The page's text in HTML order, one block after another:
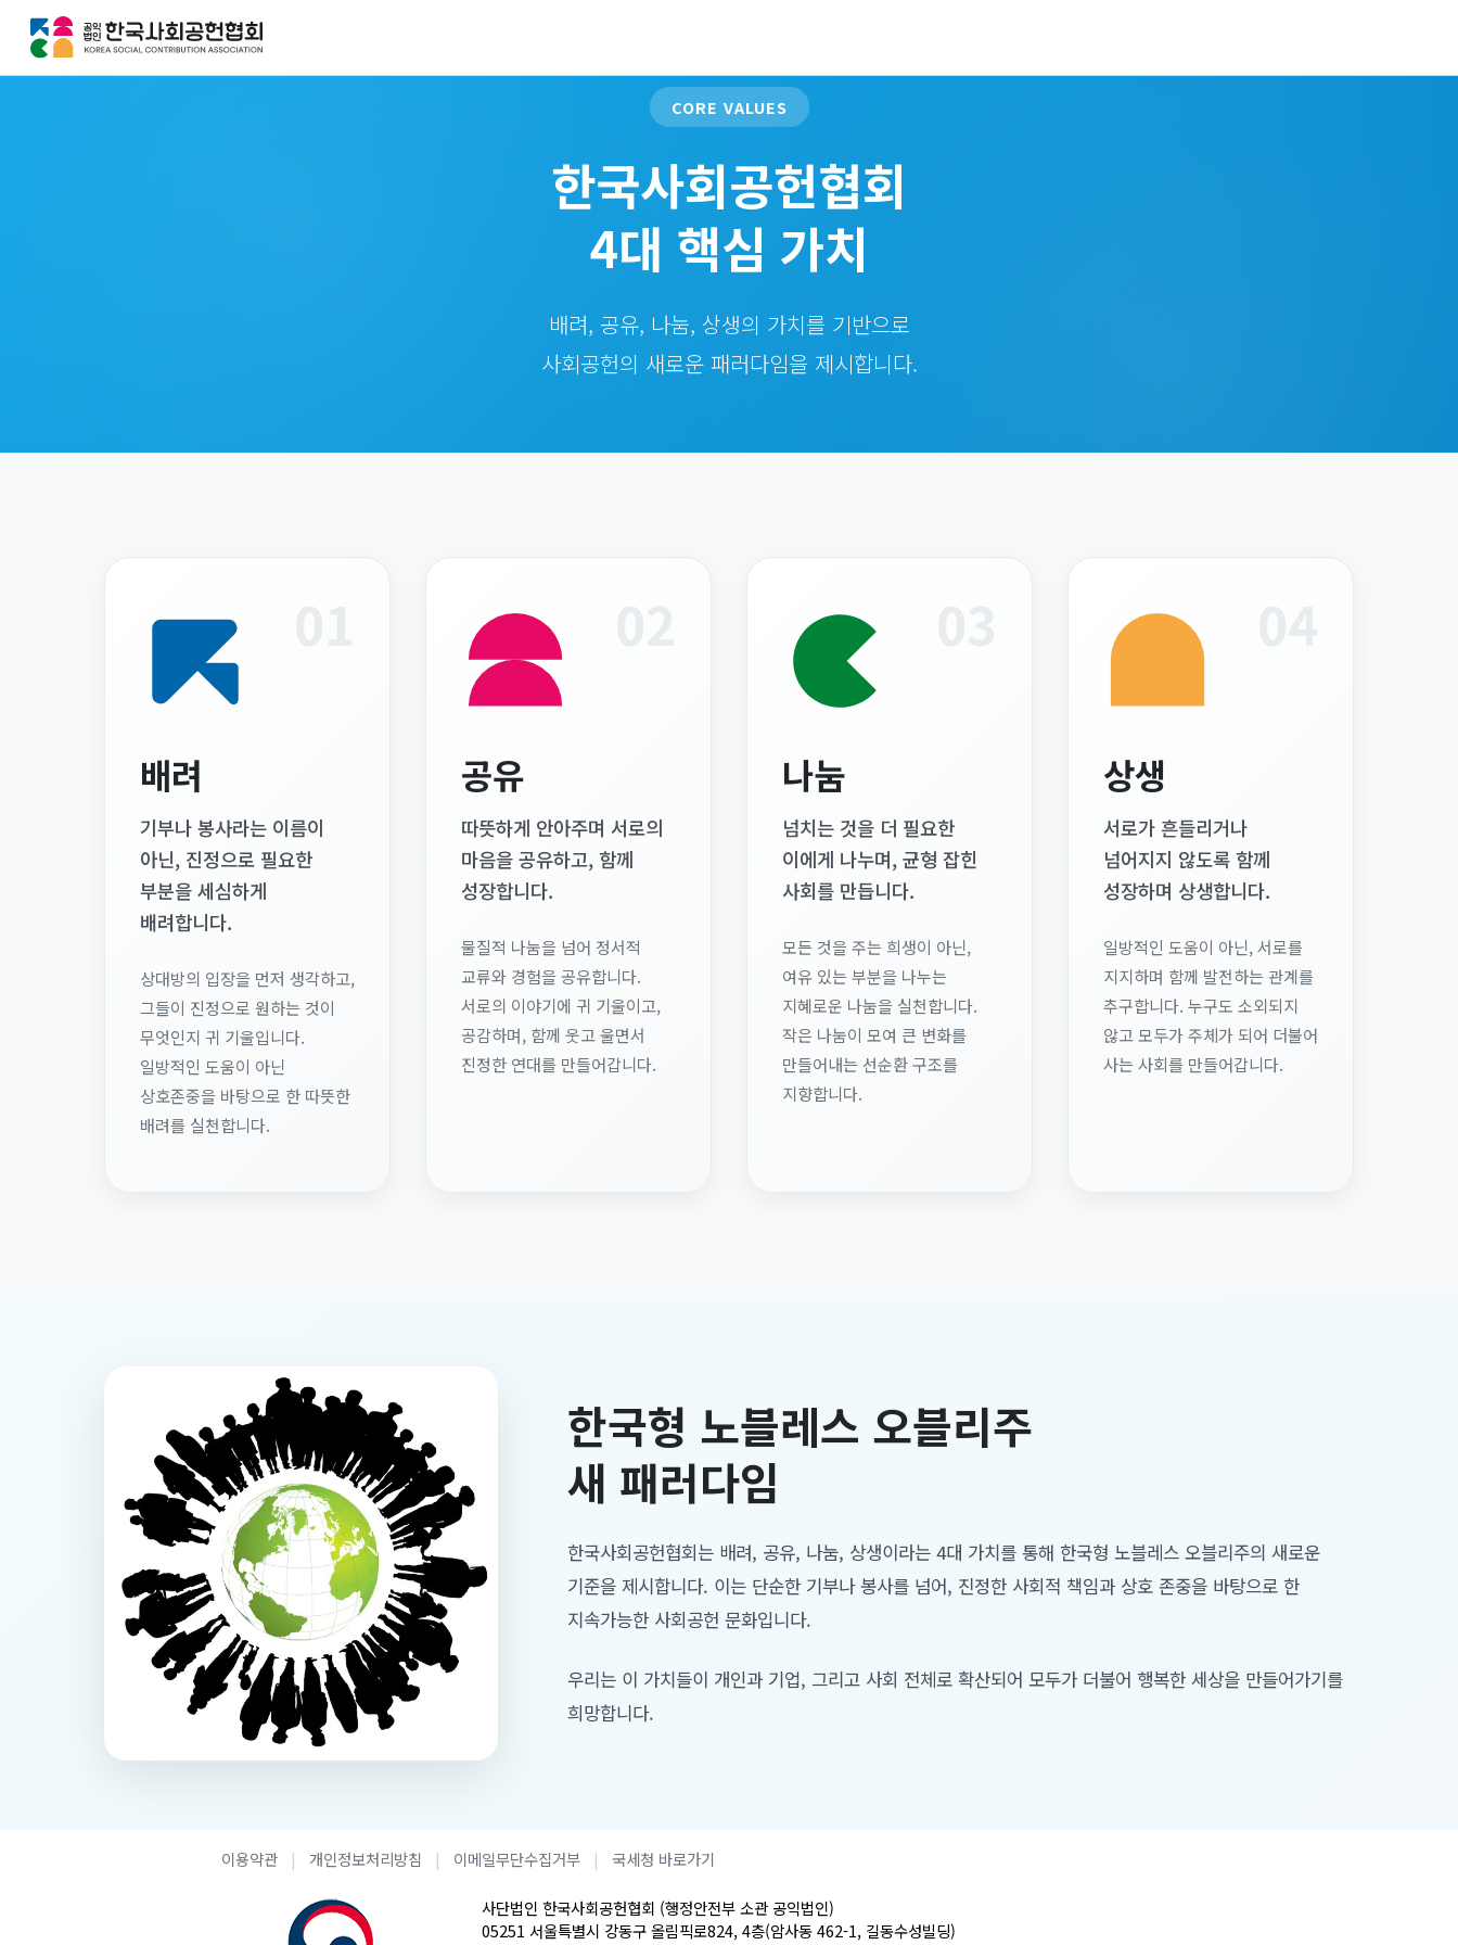
CORE VALUES
한국사회공헌협회
4대 핵심 가치
배려, 공유, 나눔, 상생의 가치를 기반으로
사회공헌의 새로운 패러다임을 제시합니다.
배려
기부나 봉사라는 이름이
아닌, 진정으로 필요한
부분을 세심하게
배려합니다.
상대방의 입장을 먼저 생각하고,
그들이 진정으로 원하는 것이
무엇인지 귀 기울입니다.
일방적인 도움이 아닌
상호존중을 바탕으로 한 따뜻한
배려를 실천합니다.
공유
따뜻하게 안아주며 서로의
마음을 공유하고, 함께
성장합니다.
물질적 나눔을 넘어 정서적
교류와 경험을 공유합니다.
서로의 이야기에 귀 기울이고,
공감하며, 함께 웃고 울면서
진정한 연대를 만들어갑니다.
나눔
넘치는 것을 더 필요한
이에게 나누며, 균형 잡힌
사회를 만듭니다.
모든 것을 주는 희생이 아닌,
여유 있는 부분을 나누는
지혜로운 나눔을 실천합니다.
작은 나눔이 모여 큰 변화를
만들어내는 선순환 구조를
지향합니다.
상생
서로가 흔들리거나
넘어지지 않도록 함께
성장하며 상생합니다.
일방적인 도움이 아닌, 서로를
지지하며 함께 발전하는 관계를
추구합니다. 누구도 소외되지
않고 모두가 주체가 되어 더불어
사는 사회를 만들어갑니다.
한국형 노블레스 오블리주
새 패러다임
한국사회공헌협회는 배려, 공유, 나눔, 상생이라는 4대 가치를 통해 한국형 노블레스 오블리주의 새로운
기준을 제시합니다. 이는 단순한 기부나 봉사를 넘어, 진정한 사회적 책임과 상호 존중을 바탕으로 한
지속가능한 사회공헌 문화입니다.
우리는 이 가치들이 개인과 기업, 그리고 사회 전체로 확산되어 모두가 더불어 행복한 세상을 만들어가기를
희망합니다.
이용약관 개인정보처리방침 이메일무단수집거부 국세청 바로가기
사단법인 한국사회공헌협회 (행정안전부 소관 공익법인)
05251 서울특별시 강동구 올림픽로824, 4층(암사동 462-1, 길동수성빌딩)